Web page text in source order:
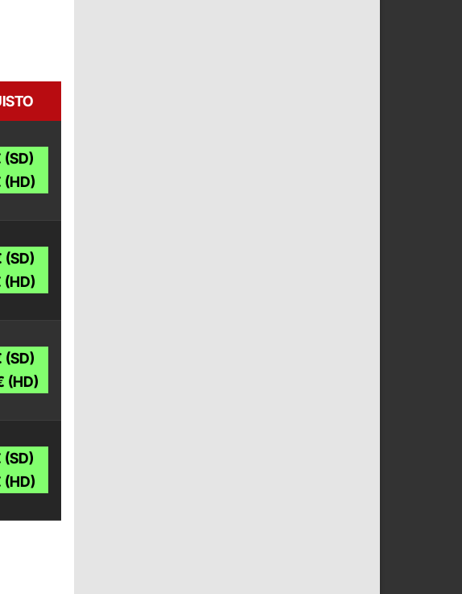
(SD)
(HD)
(SD)
(HD)
(SD)
(HD)
(SD)
(HD)